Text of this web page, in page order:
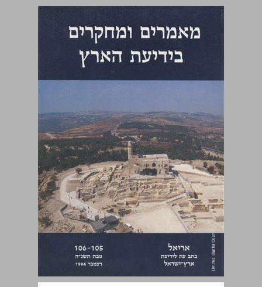
מאמרים ומחקרים בידיעת הארץ ... 0